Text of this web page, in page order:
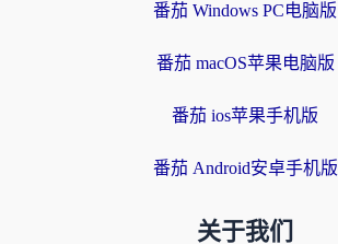
番茄 Windows PC电脑版
番茄 macOS苹果电脑版
番茄 ios苹果手机版
番茄 Android安卓手机版
关于我们